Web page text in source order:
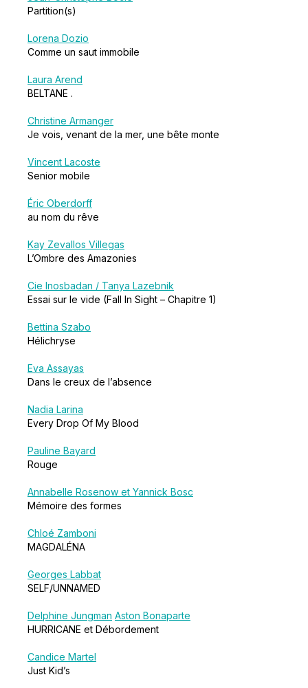
Partition(s)
Lorena Dozio
Comme un saut immobile
Laura Arend
BELTANE .
Christine Armanger
Je vois, venant de la mer, une bête monte
Vincent Lacoste
Senior mobile
Éric Oberdorff
au nom du rêve
Kay Zevallos Villegas
L’Ombre des Amazonies
Cie Inosbadan / Tanya Lazebnik
Essai sur le vide (Fall In Sight – Chapitre 1)
Bettina Szabo
Hélichryse
Eva Assayas
Dans le creux de l’absence
Nadia Larina
Every Drop Of My Blood
Pauline Bayard
Rouge
Annabelle Rosenow et Yannick Bosc
Mémoire des formes
Chloé Zamboni
MAGDALÉNA
Georges Labbat
SELF/UNNAMED
Delphine Jungman Aston Bonaparte
HURRICANE et Débordement
Candice Martel
Just Kid’s